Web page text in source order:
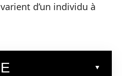
d’un individu à